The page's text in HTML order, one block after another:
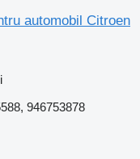
automobil Citroen
946753878